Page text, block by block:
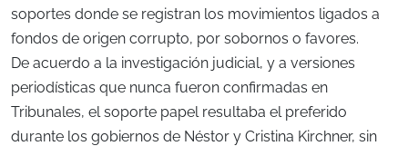
soportes donde se registran los movimientos ligados a
fondos de origen corrupto, por sobornos o favores.
De acuerdo a la investigación judicial, y a versiones
periodísticas que nunca fueron confirmadas en
Tribunales, el soporte papel resultaba el preferido
durante los gobiernos de Néstor y Cristina Kirchner, sin